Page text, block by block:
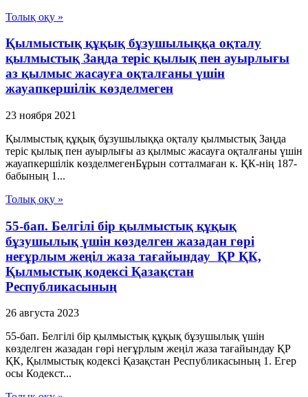
Толық оқу »
Қылмыстық құқық бұзушылыққа оқталу
қылмыстық Заңда теріс қылық пен ауырлығы
аз қылмыс жасауға оқталғаны үшін
жауапкершілік көзделмеген
23 ноября 2021
Қылмыстық құқық бұзушылыққа оқталу қылмыстық Заңда
теріс қылық пен ауырлығы аз қылмыс жасауға оқталғаны үшін
жауапкершілік көзделмегенБұрын сотталмаған к. ҚК-нің 187-
бабының 1...
Толық оқу »
55-бап. Белгілі бір қылмыстық құқық
бұзушылық үшін көзделген жазадан гөрі
неғұрлым жеңiл жаза тағайындау ҚР ҚК,
Қылмыстық кодексi Қазақстан
Республикасының
26 августа 2023
55-бап. Белгілі бір қылмыстық құқық бұзушылық үшін
көзделген жазадан гөрі неғұрлым жеңiл жаза тағайындау ҚР
ҚК, Қылмыстық кодексi Қазақстан Республикасының 1. Егер
осы Кодекст...